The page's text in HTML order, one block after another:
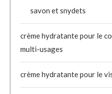
savon et snydets
crème hydratante pour le
multi-usages
crème hydratante pour le